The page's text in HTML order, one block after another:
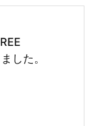
した。